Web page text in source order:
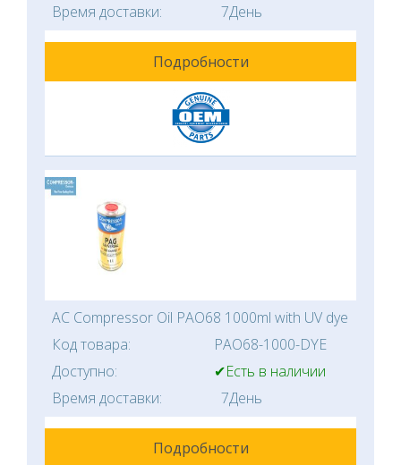
Время доставки:
7День
Подробности
AC Compressor Oil PAO68 1000ml with UV dye
Код товара:
PAO68-1000-DYE
Доступно:
✔Есть в наличии
Время доставки:
7День
Подробности